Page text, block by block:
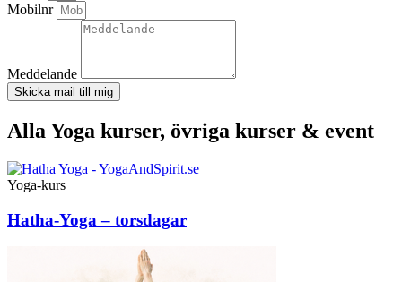
Mobilnr
Meddelande
Skicka mail till mig
Alla Yoga kurser, övriga kurser & event
Yoga-kurs
Hatha-Yoga – torsdagar